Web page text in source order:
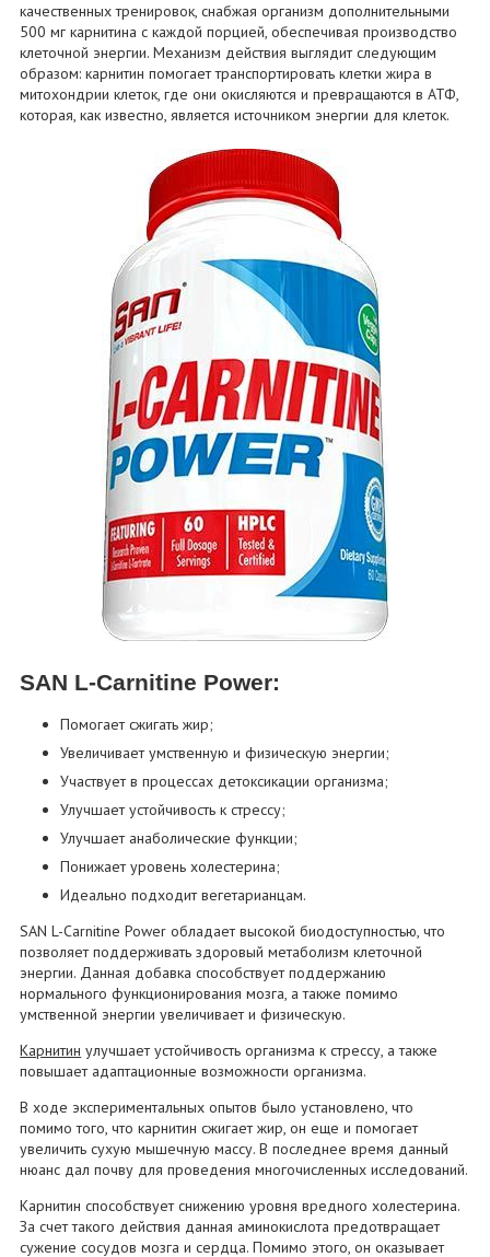
качественных тренировок, снабжая организм дополнительными
500 мг карнитина с каждой порцией, обеспечивая производство
клеточной энергии. Механизм действия выглядит следующим
образом: карнитин помогает транспортировать клетки жира в
митохондрии клеток, где они окисляются и превращаются в АТФ,
которая, как известно, является источником энергии для клеток.
SAN L-Carnitine Power:
Помогает сжигать жир;
Увеличивает умственную и физическую энергии;
Участвует в процессах детоксикации организма;
Улучшает устойчивость к стрессу;
Улучшает анаболические функции;
Понижает уровень холестерина;
Идеально подходит вегетарианцам.
SAN L-Carnitine Power обладает высокой биодоступностью, что
позволяет поддерживать здоровый метаболизм клеточной
энергии. Данная добавка способствует поддержанию
нормального функционирования мозга, а также помимо
умственной энергии увеличивает и физическую.
Карнитин улучшает устойчивость организма к стрессу, а также
повышает адаптационные возможности организма.
В ходе экспериментальных опытов было установлено, что
помимо того, что карнитин сжигает жир, он еще и помогает
увеличить сухую мышечную массу. В последнее время данный
нюанс дал почву для проведения многочисленных исследований.
Карнитин способствует снижению уровня вредного холестерина.
За счет такого действия данная аминокислота предотвращает
сужение сосудов мозга и сердца. Помимо этого, он оказывает